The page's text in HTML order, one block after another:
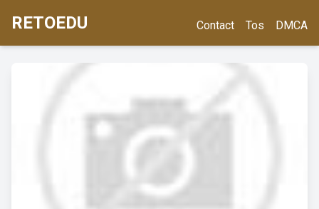
RETOEDU Contact Tos DMCA